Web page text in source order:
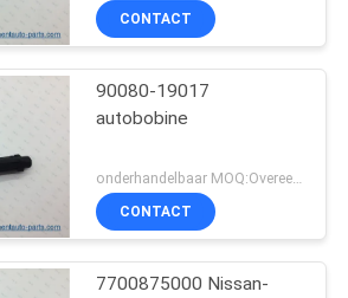
CONTACT
90080-19017
autobobine
CONTACT
7700875000 Nissan-